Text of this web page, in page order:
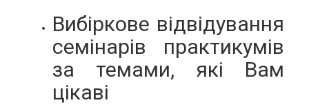
Вибіркове відвідування
семінарів практикумів
за темами, які Вам
цікаві